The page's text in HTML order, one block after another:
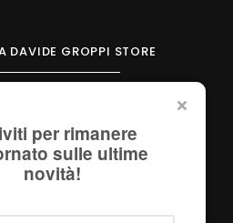
DAVIDE GROPPI STORE
S.r.l. - P.IVA
per rimanere
sulle ultime
novità!